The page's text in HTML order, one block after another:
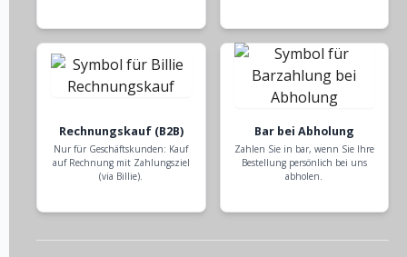
Rechnungskauf (B2B)
Nur für Geschäftskunden: Kauf
auf Rechnung mit Zahlungsziel
(via Billie).
Bar bei Abholung
Zahlen Sie in bar, wenn Sie Ihre
Bestellung persönlich bei uns
abholen.